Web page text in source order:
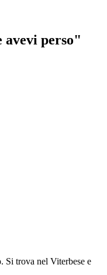
avevi perso"
Si trova nel Viterbese e